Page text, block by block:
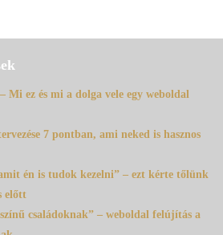
Mi ez és mi a dolga vele egy weboldal
7 pontban, ami neked is hasznos
én is tudok kezelni” – ezt kérte tőlünk
előtt
családoknak” – weboldal felújítás a